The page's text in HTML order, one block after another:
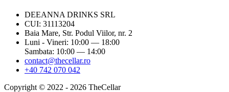
DEEANNA DRINKS SRL
CUI: 31113204
Baia Mare, Str. Podul Viilor, nr. 2
Luni - Vineri: 10:00 — 18:00
Sambata: 10:00 — 14:00
contact@thecellar.ro
+40 742 070 042
Copyright © 2022 - 2026 TheCellar